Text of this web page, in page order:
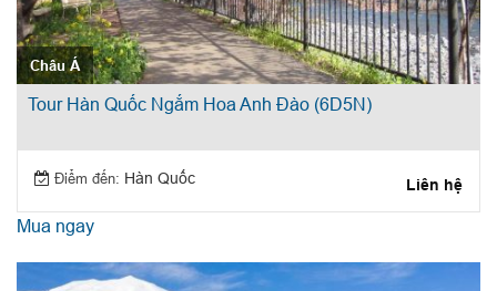
Châu Á
Tour Hàn Quốc Ngắm Hoa Anh Đào (6D5N)
Điểm đến: Hàn Quốc Liên hệ
Mua ngay